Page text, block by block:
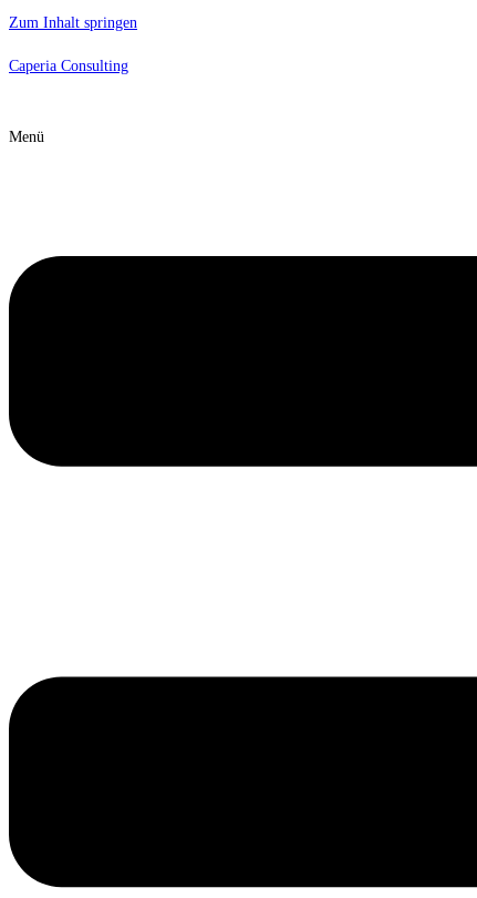
Zum Inhalt springen
Caperia Consulting
Menü